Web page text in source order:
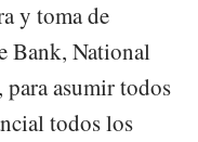
y toma de
Bank, National
asumir todos
todos los